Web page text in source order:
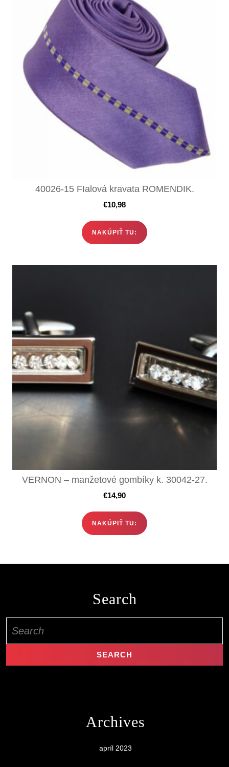
40026-15 FIalová kravata ROMENDIK.
€10,98
NAKÚPIŤ TU:
VERNON – manžetové gombíky k. 30042-27.
€14,90
NAKÚPIŤ TU:
Search
for:
Archives
apríl 2023